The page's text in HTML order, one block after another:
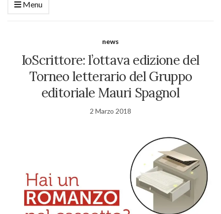
Menu
news
IoScrittore: l’ottava edizione del
Torneo letterario del Gruppo
editoriale Mauri Spagnol
2 Marzo 2018